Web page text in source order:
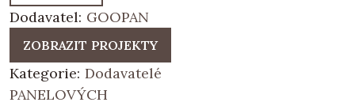
Dodavatel: GOOPAN
ZOBRAZIT PROJEKTY
Kategorie: Dodavatelé
PANELOVÝCH